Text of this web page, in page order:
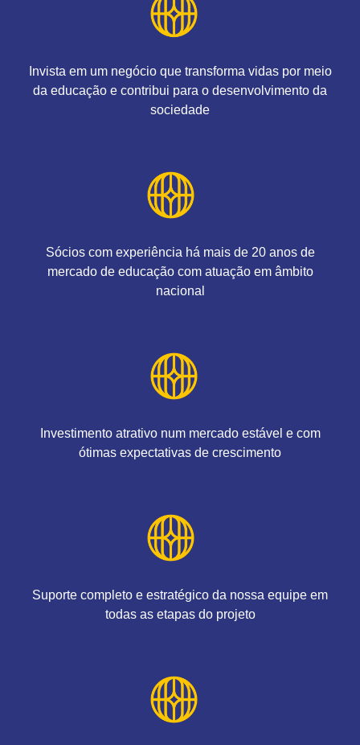
Invista em um negócio que transforma vidas por meio
da educação e contribui para o desenvolvimento da
sociedade
Sócios com experiência há mais de 20 anos de
mercado de educação com atuação em âmbito
nacional
Investimento atrativo num mercado estável e com
ótimas expectativas de crescimento
Suporte completo e estratégico da nossa equipe em
todas as etapas do projeto